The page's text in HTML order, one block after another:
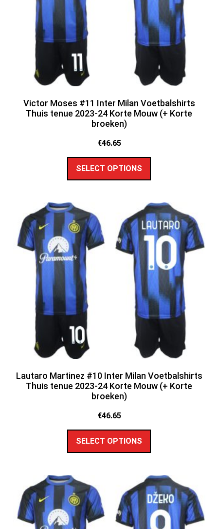
Victor Moses #11 Inter Milan Voetbalshirts
Thuis tenue 2023-24 Korte Mouw (+ Korte
broeken)
€46.65
SELECT OPTIONS
Lautaro Martinez #10 Inter Milan Voetbalshirts
Thuis tenue 2023-24 Korte Mouw (+ Korte
broeken)
€46.65
SELECT OPTIONS